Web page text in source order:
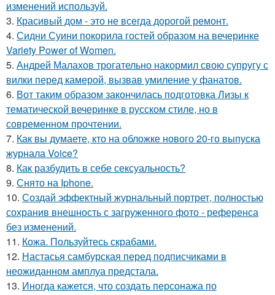
изменений используй.
3. Красивый дом - это не всегда дорогой ремонт.
4. Сидни Суини покорила гостей образом на вечеринке
Variety Power of Women.
5. Андрей Малахов трогательно накормил свою супругу с
вилки перед камерой, вызвав умиление у фанатов.
6. Вот таким образом закончилась подготовка Лизы к
тематической вечеринке в русском стиле, но в
современном прочтении.
7. Как вы думаете, кто на обложке нового 20-го выпуска
журнала Voice?
8. Как разбудить в себе сексуальность?
9. Снято на Iphone.
10. Создай эффектный журнальный портрет, полностью
сохранив внешность с загруженного фото - референса
без изменений.
11. Кожа. Пользуйтесь скрабами.
12. Настасья самбурская перед подписчиками в
неожиданном амплуа предстала.
13. Иногда кажется, что создать персонажа по